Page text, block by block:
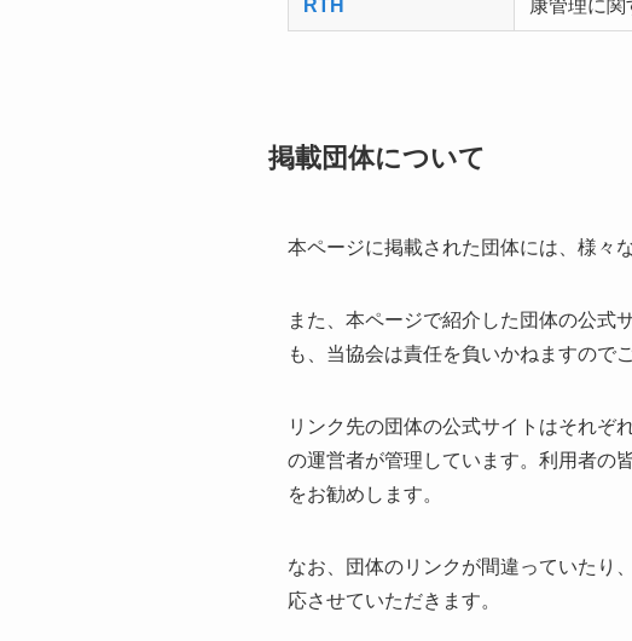
RTH
康管理に関
掲載団体について
本ページに掲載された団体には、様々
また、本ページで紹介した団体の公式
も、当協会は責任を負いかねますので
リンク先の団体の公式サイトはそれぞ
の運営者が管理しています。利用者の
をお勧めします。
なお、団体のリンクが間違っていたり
応させていただきます。